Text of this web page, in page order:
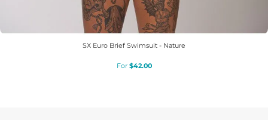
SX Euro Brief Swimsuit - Nature
$42.00